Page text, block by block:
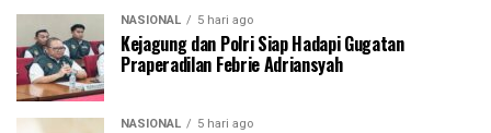
NASIONAL 5 hari ago
Kejagung dan Polri Siap Hadapi Gugatan
Praperadilan Febrie Adriansyah
NASIONAL 5 hari ago